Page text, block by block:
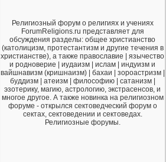
Религиозный форум о религиях и учениях
ForumReligions.ru представляет для
обсуждения разделы: общее христианство
(католицизм, протестантизм и другие течения в
христианстве), а также православие | язычество
и родноверие | иудаизм | ислам | индуизм и
вайшнавизм (кришнаизм) | бахаи | зороастризм |
буддизм | атеизм | философию | сатанизм |
эзотерику, магию, астрологию, экстрасенсов, и
многое другое. А также новинка на религиозном
форуме - открылся сектоведческий форум о
сектах, сектоведении и сектоведах.
Религиозные форумы.